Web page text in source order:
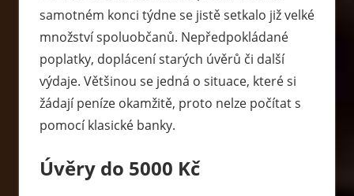
samotném konci týdne se jistě setkalo již velké
množství spoluobčanů. Nepředpokládané
poplatky, doplácení starých úvěrů či další
výdaje. Většinou se jedná o situace, které si
žádají peníze okamžitě, proto nelze počítat s
pomocí klasické banky.
Úvěry do 5000 Kč